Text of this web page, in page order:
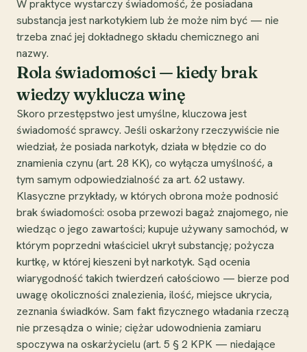
W praktyce wystarczy świadomość, że posiadana
substancja jest narkotykiem lub że może nim być — nie
trzeba znać jej dokładnego składu chemicznego ani
nazwy.
Rola świadomości — kiedy brak
wiedzy wyklucza winę
Skoro przestępstwo jest umyślne, kluczowa jest
świadomość sprawcy. Jeśli oskarżony rzeczywiście nie
wiedział, że posiada narkotyk, działa w błędzie co do
znamienia czynu (art. 28 KK), co wyłącza umyślność, a
tym samym odpowiedzialność za art. 62 ustawy.
Klasyczne przykłady, w których obrona może podnosić
brak świadomości: osoba przewozi bagaż znajomego, nie
wiedząc o jego zawartości; kupuje używany samochód, w
którym poprzedni właściciel ukrył substancję; pożycza
kurtkę, w której kieszeni był narkotyk. Sąd ocenia
wiarygodność takich twierdzeń całościowo — bierze pod
uwagę okoliczności znalezienia, ilość, miejsce ukrycia,
zeznania świadków. Sam fakt fizycznego władania rzeczą
nie przesądza o winie; ciężar udowodnienia zamiaru
spoczywa na oskarżycielu (art. 5 § 2 KPK — niedające